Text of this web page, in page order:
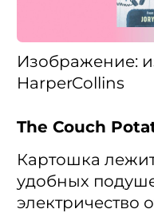
Изображение:
HarperCollins
The Couch
Картошка
удобных
электричество